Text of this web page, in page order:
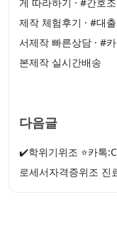
제작 체험후기 · #대
서제작 빠른상담 · #
본제작 실시간배송
다음글
✔️학위기위조 ⭐카톡
로세서자격증위조 진